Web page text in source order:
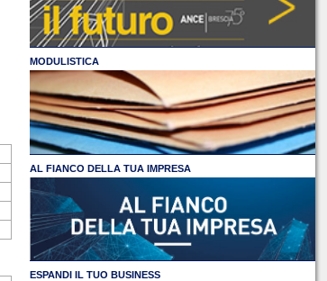
MODULISTICA
AL FIANCO DELLA TUA IMPRESA
ESPANDI IL TUO BUSINESS